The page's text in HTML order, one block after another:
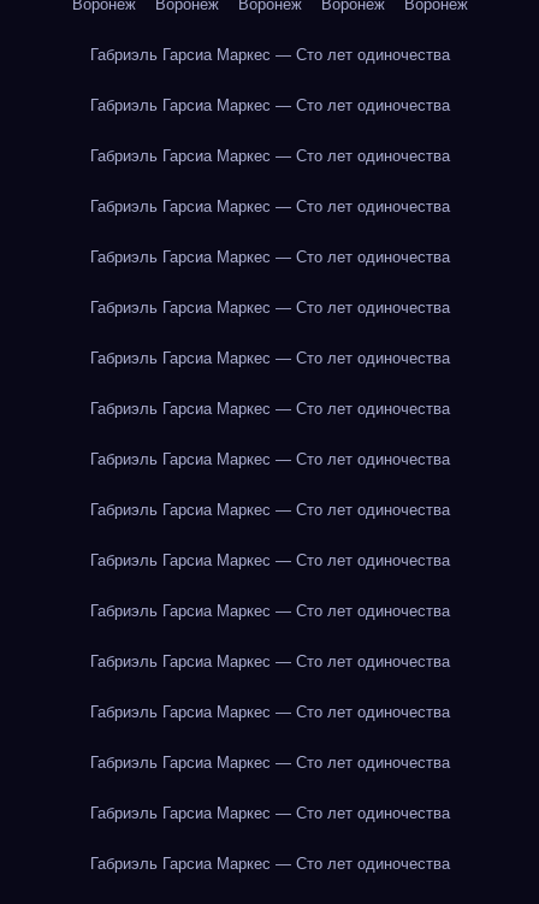
Воронеж Воронеж Воронеж Воронеж Воронеж
Габриэль Гарсиа Маркес — Сто лет одиночества
Габриэль Гарсиа Маркес — Сто лет одиночества
Габриэль Гарсиа Маркес — Сто лет одиночества
Габриэль Гарсиа Маркес — Сто лет одиночества
Габриэль Гарсиа Маркес — Сто лет одиночества
Габриэль Гарсиа Маркес — Сто лет одиночества
Габриэль Гарсиа Маркес — Сто лет одиночества
Габриэль Гарсиа Маркес — Сто лет одиночества
Габриэль Гарсиа Маркес — Сто лет одиночества
Габриэль Гарсиа Маркес — Сто лет одиночества
Габриэль Гарсиа Маркес — Сто лет одиночества
Габриэль Гарсиа Маркес — Сто лет одиночества
Габриэль Гарсиа Маркес — Сто лет одиночества
Габриэль Гарсиа Маркес — Сто лет одиночества
Габриэль Гарсиа Маркес — Сто лет одиночества
Габриэль Гарсиа Маркес — Сто лет одиночества
Габриэль Гарсиа Маркес — Сто лет одиночества